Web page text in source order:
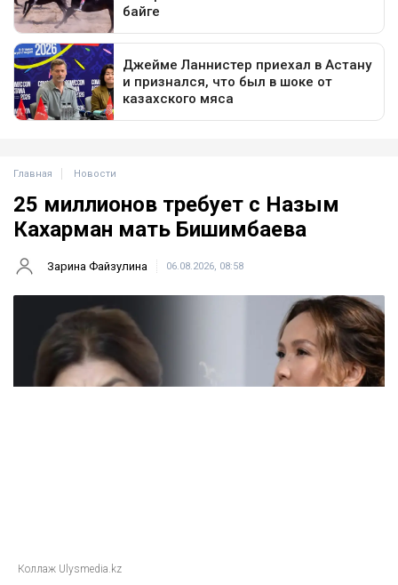
Главная Новости
25 миллионов требует с Назым
Кахарман мать Бишимбаева
Зарина Файзулина 06.08.2026, 08:58
Коллаж Ulysmedia.kz